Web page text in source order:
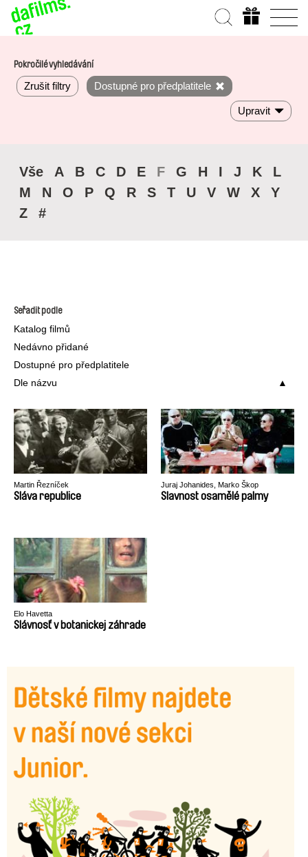
Pokročilé vyhledávání
Zrušit filtry Dostupné pro předplatitele
Upravit
Vše A B C D E F G H I J K
L
M
N O P Q R S T U V W X
Y
Z
#
Seřadit podle
Katalog filmů
Nedávno přidané
Dostupné pro předplatitele
Dle názvu
Martin Řezníček
Sláva republice
Juraj Johanides, Marko Škop
Slavnost osamělé palmy
Elo Havetta
Slávnosť v botanickej záhrade